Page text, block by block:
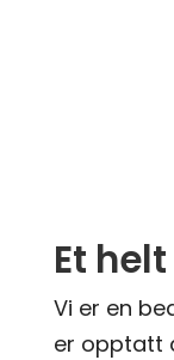
Et
Vi er en
er opptatt